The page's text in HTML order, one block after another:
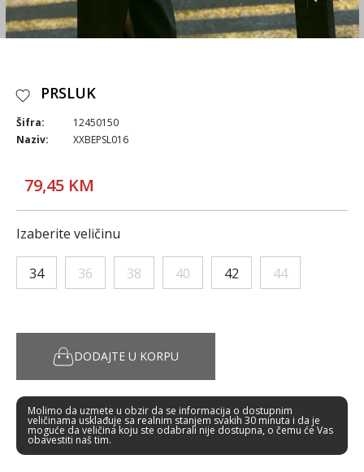
PRSLUK
Šifra:
12450150
Naziv:
XXBEPSL016
79,45 KM
Izaberite veličinu
34 36 38 40 42 44
DODAJTE U KORPU
Molimo da uzmete u obzir da se informacija o dostupnim
veličinama usklađuje sa realnim stanjem svakih 30 minuta i da je
moguće da veličina koju ste odabrali nije dostupna, o čemu će Vas
obavestiti naš tim.